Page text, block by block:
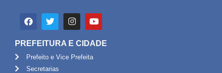
PREFEITURA E CIDADE
Prefeito e Vice Prefeita
Secretarias